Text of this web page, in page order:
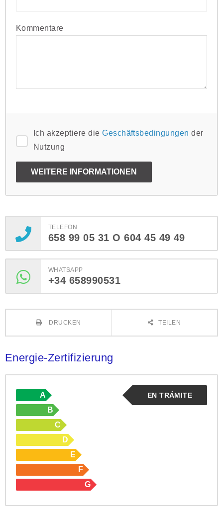
Kommentare
Ich akzeptiere dieGeschäftsbedingungen der
Nutzung
TELEFON
658 99 05 31 O 604 45 49 49
WHATSAPP
+34 658990531
DRUCKEN TEILEN
Energie-Zertifizierung
EN TRÁMITE
A
B
C
D
E
F
G